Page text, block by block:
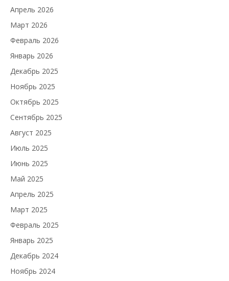
Апрель 2026
Март 2026
Февраль 2026
Январь 2026
Декабрь 2025
Ноябрь 2025
Октябрь 2025
Сентябрь 2025
Август 2025
Июль 2025
Июнь 2025
Май 2025
Апрель 2025
Март 2025
Февраль 2025
Январь 2025
Декабрь 2024
Ноябрь 2024